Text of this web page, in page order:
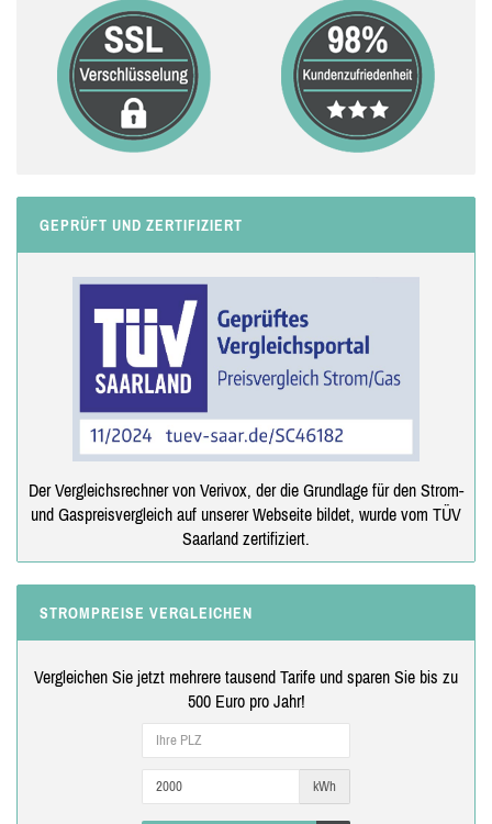
GEPRÜFT UND ZERTIFIZIERT
Der Vergleichsrechner von Verivox, der die Grundlage für den Strom-
und Gaspreisvergleich auf unserer Webseite bildet, wurde vom TÜV
Saarland zertifiziert.
STROMPREISE VERGLEICHEN
Vergleichen Sie jetzt mehrere tausend Tarife und sparen Sie bis zu
500 Euro pro Jahr!
kWh